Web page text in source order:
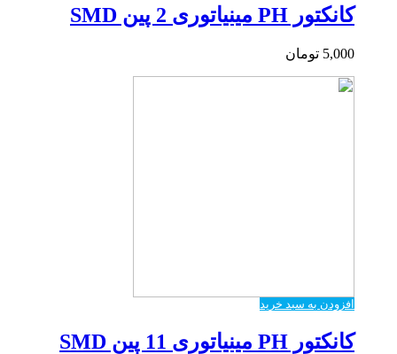
کانکتور PH مینیاتوری 2 پین SMD
5,000 تومان
افزودن به سبد خرید
کانکتور PH مینیاتوری 11 پین SMD